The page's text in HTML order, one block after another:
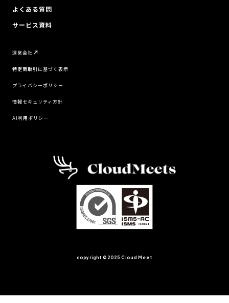
よくある質問
サービス資料
運営会社
特定商取引に基づく表示
プライバシーポリシー
情報セキュリティ方針
AI利用ポリシー
copyright ©︎2025 Cloud Meet